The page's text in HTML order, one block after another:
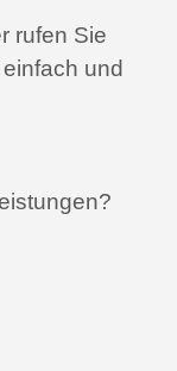
rufen Sie
und